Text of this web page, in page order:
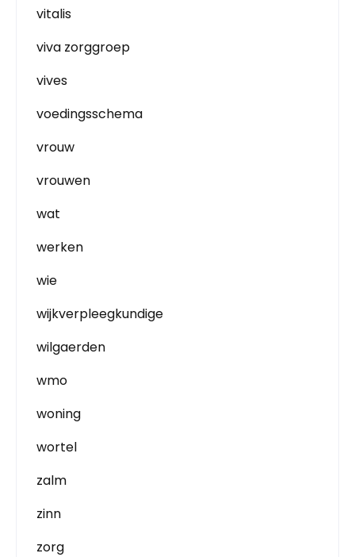
vitalis
viva zorggroep
vives
voedingsschema
vrouw
vrouwen
wat
werken
wie
wijkverpleegkundige
wilgaerden
wmo
woning
wortel
zalm
zinn
zorg